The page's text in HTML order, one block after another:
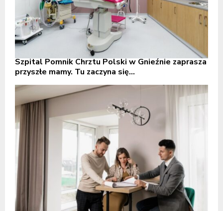
Szpital Pomnik Chrztu Polski w Gnieźnie zaprasza
przyszłe mamy. Tu zaczyna się...